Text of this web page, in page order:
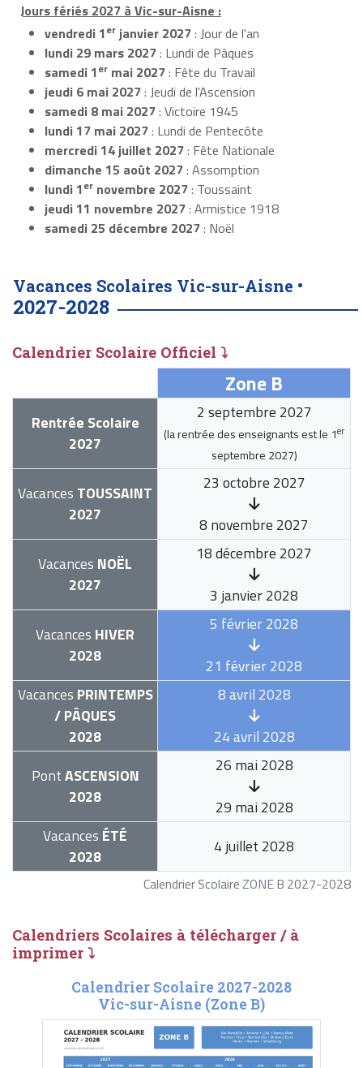
Jours fériés 2027 à Vic-sur-Aisne :
vendredi 1er janvier 2027: Jour de l'an
lundi 29 mars 2027: Lundi de Pâques
samedi 1er mai 2027: Fête du Travail
jeudi 6 mai 2027: Jeudi de l'Ascension
samedi 8 mai 2027: Victoire 1945
lundi 17 mai 2027: Lundi de Pentecôte
mercredi 14 juillet 2027: Fête Nationale
dimanche 15 août 2027: Assomption
lundi 1er novembre 2027: Toussaint
jeudi 11 novembre 2027: Armistice 1918
samedi 25 décembre 2027: Noël
Vacances Scolaires Vic-sur-Aisne •
2027-2028
Calendrier Scolaire Officiel ⤵
Calendrier Scolaire ZONE B 2027-2028
Zone B
Rentrée Scolaire
2027
2 septembre 2027
(la rentrée des enseignants est le 1er
septembre 2027)
Vacances TOUSSAINT
2027
23 octobre 2027
8 novembre 2027
Vacances NOËL
2027
18 décembre 2027
3 janvier 2028
Vacances HIVER
2028
5 février 2028
21 février 2028
Vacances PRINTEMPS
/ PÂQUES
2028
8 avril 2028
24 avril 2028
PontASCENSION
2028
26 mai 2028
29 mai 2028
Vacances ÉTÉ
2028
4 juillet 2028
Calendriers Scolaires à télécharger / à
imprimer ⤵
Calendrier Scolaire 2027-2028
Vic-sur-Aisne (Zone B)